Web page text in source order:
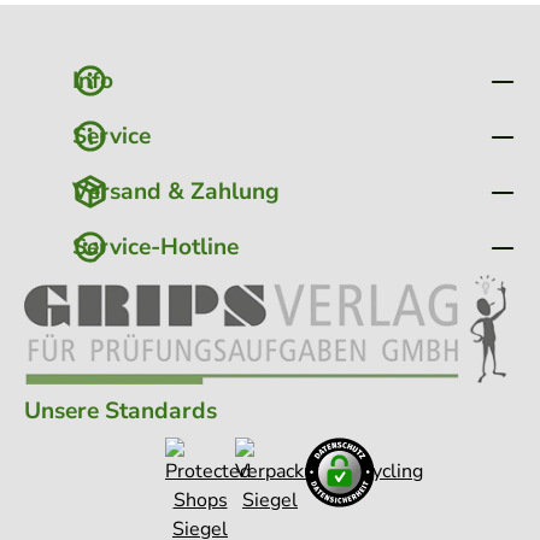
ge für alle Fächer. 2
Lösungen )
Bände im Set ( 1 Band
Info
Service
Versand & Zahlung
Service-Hotline
Unsere Standards